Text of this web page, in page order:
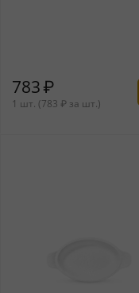
783₽
1 шт. (783 ₽ за шт.)